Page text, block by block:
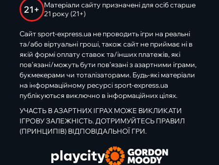
21+
Матеріали сайту призначені для осіб старше
21 року (21+)
Сайт sport-express.ua не проводить ігри на реальні
та/або віртуальні гроші, також сайт не приймає ні в
якій формі оплату ставок та/інших платежів, які
пов’язані/можуть бути пов’язані з азартними іграми,
букмекерами чи тоталізаторами. Будь-які матеріали
на інформаційному ресурсі sport-express.ua
публікуються виключно в інформаційних цілях.
УЧАСТЬ В АЗАРТНИХ ІГРАХ МОЖЕ ВИКЛИКАТИ
ІГРОВУ ЗАЛЕЖНІСТЬ. ДОТРИМУЙТЕСЬ ПРАВИЛ
(ПРИНЦИПІВ) ВІДПОВІДАЛЬНОЇ ГРИ.